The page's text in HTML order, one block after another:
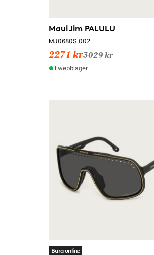
Maui Jim PALULU
MJ0680S 002
2271 kr3029 kr
I webblager
Bara online